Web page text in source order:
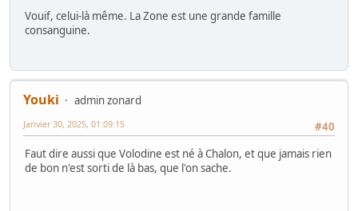
Vouif, celui-là même. La Zone est une grande famille
consanguine.
Youki
admin zonard
#40
Janvier 30, 2025, 01:09:15
Faut dire aussi que Volodine est né à Chalon, et que jamais rien
de bon n'est sorti de là bas, que l'on sache.